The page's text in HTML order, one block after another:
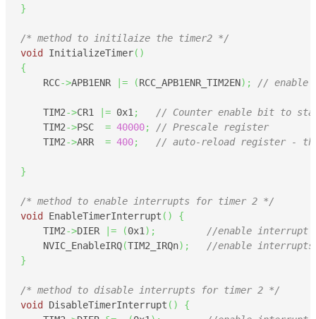
}
/* method to initilaize the timer2 */
void InitializeTimer( )
{
    RCC
->APB1ENR |= (RCC_APB1ENR_TIM2EN) ; // enable
    TIM2
->CR1 |= 0x1 ;
// Counter enable bit to
    TIM2
->PSC = 40000;
// Prescale register
    TIM2
->ARR = 400; // auto-reload register -
}
/* method to enable interrupts for timer 2 */
void EnableTimerInterrupt ( )
{
    TIM2
->DIER |= (0x1 ) ;
//enable interrupt
    NVIC_EnableIRQ
(TIM2_IRQn) ;
//enable interrupts
}
/* method to disable interrupts for timer 2 */
void DisableTimerInterrupt ( )
{